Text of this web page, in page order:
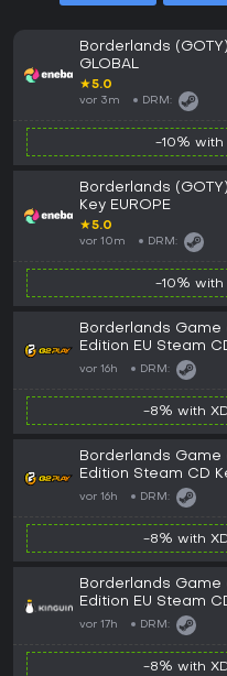
Borderlands
GLOBAL
★5.0
vor 3m DRM:
-10% with
Borderlands
Key EUROPE
★5.0
vor 10m DRM:
-10% with
Borderlands Game
Edition EU Steam
vor 16h DRM:
-8% with
Borderlands Game
Edition Steam CD
vor 16h DRM:
-8% with
Borderlands Game
Edition EU Steam
vor 17h DRM:
-8% with